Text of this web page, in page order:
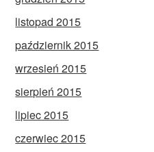
listopad 2015
październik 2015
wrzesień 2015
sierpień 2015
lipiec 2015
czerwiec 2015